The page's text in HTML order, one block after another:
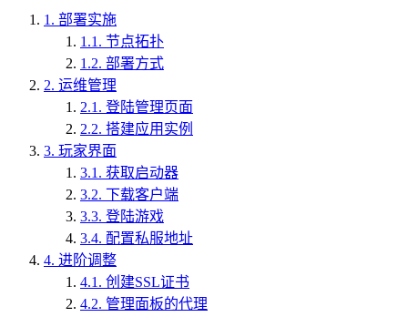
1. 部署实施
1.1. 节点拓扑
1.2. 部署方式
2. 运维管理
2.1. 登陆管理页面
2.2. 搭建应用实例
3. 玩家界面
3.1. 获取启动器
3.2. 下载客户端
3.3. 登陆游戏
3.4. 配置私服地址
4. 进阶调整
4.1. 创建SSL证书
4.2. 管理面板的代理